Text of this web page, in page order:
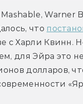
Warner
что
с Харли Квинн.
для Эйра это
долларов,